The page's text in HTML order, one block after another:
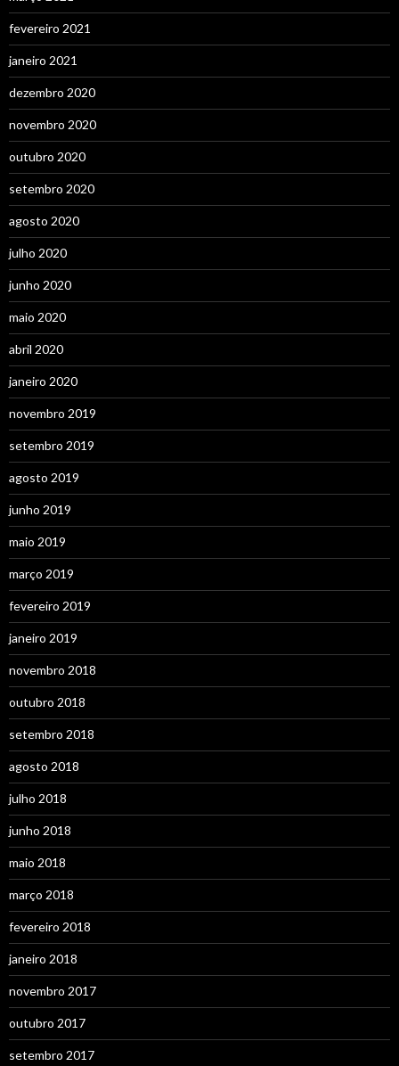
fevereiro 2021
janeiro 2021
dezembro 2020
novembro 2020
outubro 2020
setembro 2020
agosto 2020
julho 2020
junho 2020
maio 2020
abril 2020
janeiro 2020
novembro 2019
setembro 2019
agosto 2019
junho 2019
maio 2019
março 2019
fevereiro 2019
janeiro 2019
novembro 2018
outubro 2018
setembro 2018
agosto 2018
julho 2018
junho 2018
maio 2018
março 2018
fevereiro 2018
janeiro 2018
novembro 2017
outubro 2017
setembro 2017